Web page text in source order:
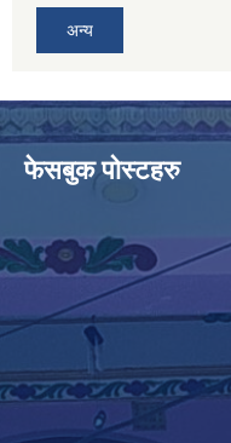
अन्य
फेसबुक पोस्टहरु